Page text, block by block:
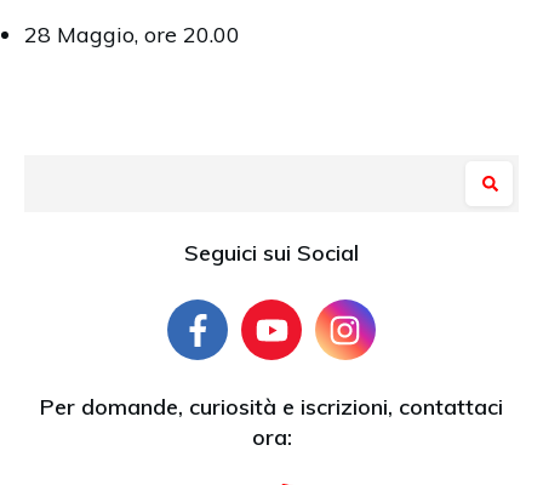
28 Maggio, ore 20.00
Seguici sui Social
Per domande, curiosità e iscrizioni, contattaci
ora: